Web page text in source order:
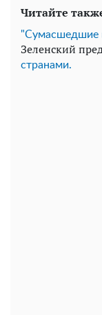
Читайте
"Сумасшедшие
Зеленский
странами.